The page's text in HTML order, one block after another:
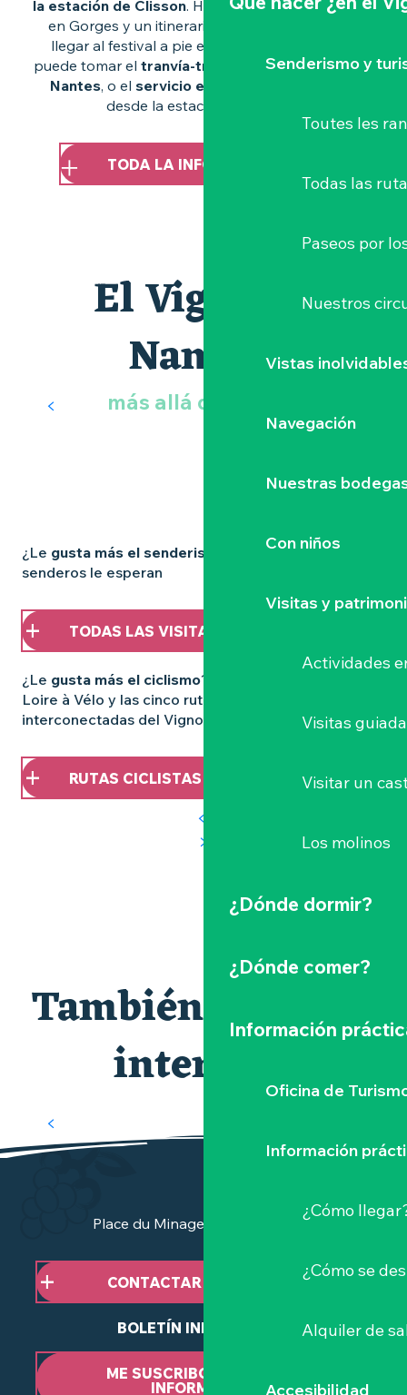
Senderismo y
Toutes les
Todas las
Paseos por
Nuestros
Vistas
Navegación
Nuestras
Con niños
Visitas y
Actividades
Visitas
Visitar un
Los molinos
¿Dónde dormir?
¿Dónde comer?
Información
Oficina de
Información
¿Cómo
¿Cómo se
Alquiler de
Accesibilidad
la estación de Clisson. Hay un gran aparcamiento
en Gorges y un itinerario especial que permite
llegar al festival a pie en 30 minutos. También
puede tomar el tranvía-tren desde la estaciónde
Nantes, o el servicio especial de lanzaderas
desde la estación de Clisson.
TODA LA INFORMACIÓN AQUÍ
El Vignoble
Nantais
más allá de Clisson
Alrededor del Muscadet
¿Le gusta más el senderismo
? Más de 600 km de
senderos le esperan
TODAS LAS VISITAS
¿Le gusta más el ciclismo? Descubra la Vélidéale, la
Loire à Vélo y las cinco rutas ciclistas
interconectadas del Vignoble à Vélo.
RUTAS CICLISTAS
También le puede
interesar
Nuestros imprescindibles
PÁGINA WEB DEL HELLFEST
Parque Hellfest
Place du Minage - 44190 Clisson
CONTACTAR CON NOSOTROS
BOLETÍN INFORMATIVO
ME SUSCRIBO AL BOLETÍN
INFORMATIVO